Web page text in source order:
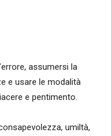
assumersi la
e usare le modalità
e pentimento.
umiltà,